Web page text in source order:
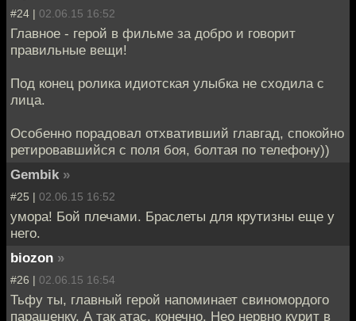
#24 | 02.06.15 16:52
Главное - герой в фильме за добро и говорит
правильные вещи!
Под конец ролика идиотская улыбка не сходила с
лица.
Особенно порадовал отхвативший главгад, спокойно
ретировавшийся с поля боя, болтая по телефону))
Gembik »
#25 | 02.06.15 16:52
умора! Бой плечами. Браслеты для крутизны еще у
него.
biozon »
#26 | 02.06.15 16:54
Тьфу ты, главный герой напоминает свиномордого
парашенку. А так атас, конечно. Нео нервно курит в